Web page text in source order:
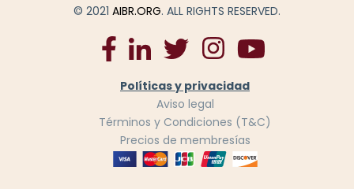
© 2021 AIBR.ORG. ALL RIGHTS RESERVED.
Políticas y privacidad
Aviso legal
Términos y Condiciones (T&C)
Precios de membresías